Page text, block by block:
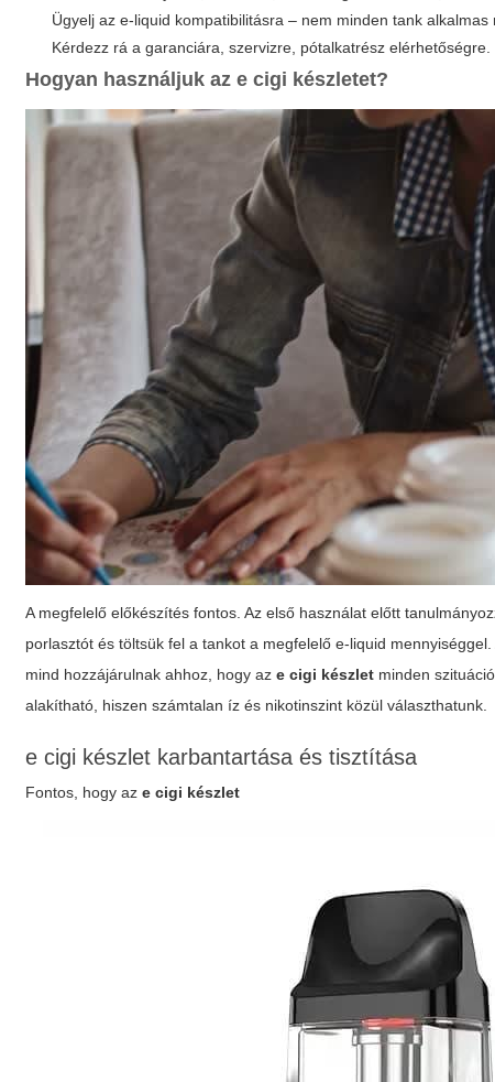
Ügyelj az e-liquid kompatibilitásra – nem minden tank alkalmas
Kérdezz rá a garanciára, szervizre, pótalkatrész elérhetőségre.
Hogyan használjuk aze cigi készletet?
A megfelelő előkészítés fontos. Az első használat előtt
porlasztót és töltsük fel a tankot a megfelelő e-liquid
mind hozzájárulnak ahhoz, hogy aze cigi készlet minden
alakítható, hiszen számtalan íz és nikotinszint közül választhatunk.
e cigi készlet karbantartása és tisztítása
Fontos, hogy aze cigi készlet